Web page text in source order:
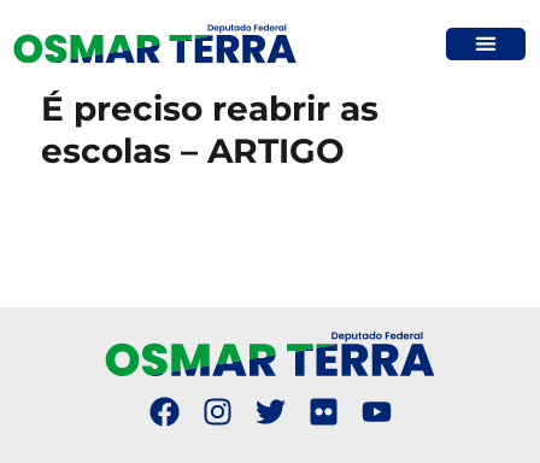
É preciso reabrir as
escolas – ARTIGO